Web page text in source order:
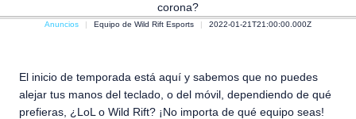
corona?
Anuncios Equipo de Wild Rift Esports 2022-01-21T21:00:00.000Z
El inicio de temporada está aquí y sabemos que no puedes
alejar tus manos del teclado, o del móvil, dependiendo de qué
prefieras, ¿LoL o Wild Rift? ¡No importa de qué equipo seas!